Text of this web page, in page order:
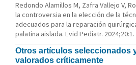
Redondo Alamillos M, Zafra Vallejo V,
la controversia en la elección de la
adecuados para la reparación
palatina aislada. Evid Pediatr. 2024;20:1.
Otros artículos seleccionados
valorados críticamente